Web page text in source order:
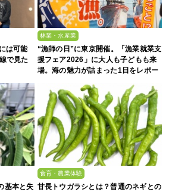
は可能
で見た
林業・水産業
“漁師の日”に東京開催。「漁業就業支
援フェア2026」に大人も子どもも来
場。海の魅力が詰まった1日をレポー
基本と失
食育・農業体験
甘長トウガラシとは？普通のネギとの